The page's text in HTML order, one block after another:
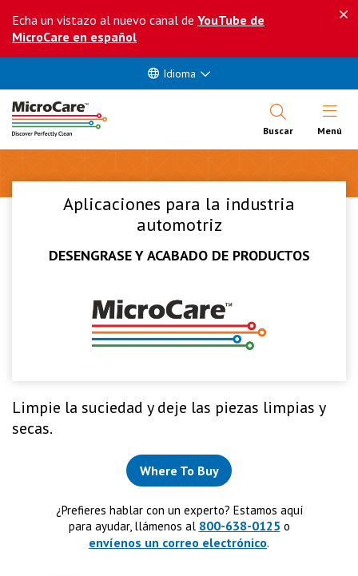
Echa un vistazo al nuevo canal de YouTube de
MicroCare en español
Idioma
Buscar Abrir
Menú
Aplicaciones para la industria
automotriz
DESENGRASE Y ACABADO DE PRODUCTOS
Limpie la suciedad y deje las piezas limpias y
secas.
Where To Buy
¿Prefieres hablar con un experto? Estamos aquí
para ayudar, llámenos al 800-638-0125 o
envíenos un correo electrónico.